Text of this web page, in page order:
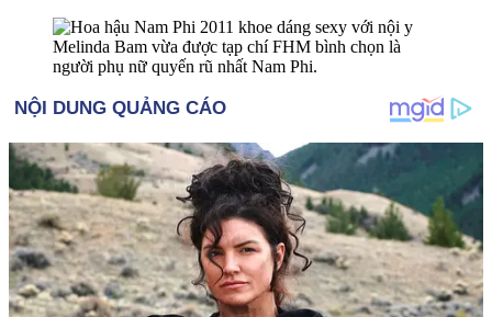
Melinda Bam vừa được tạp chí FHM bình chọn là
người phụ nữ quyến rũ nhất Nam Phi.